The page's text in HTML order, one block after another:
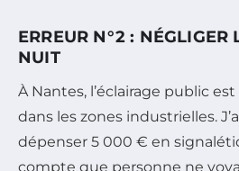
ERREUR N°2 :
NUIT
À Nantes, l’éclairage public
dans les zones industrielles.
dépenser 5 000 € en
compte que personne ne